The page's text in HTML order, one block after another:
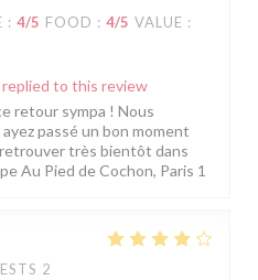
: 4/5 FOOD : 4/5 VALUE :
replied to this review
retour sympa ! Nous
passé un bon moment
très bientôt dans
Au Pied de Cochon, Paris 1
2